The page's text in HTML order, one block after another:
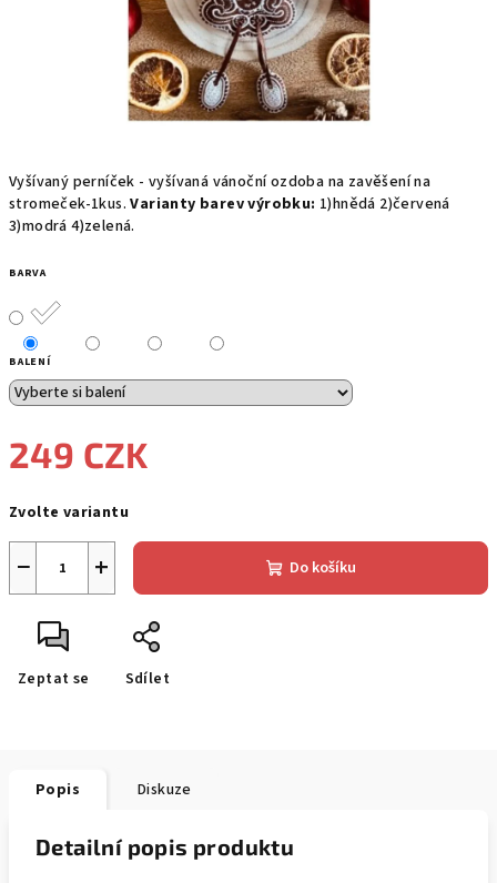
Vyšívaný perníček - vyšívaná vánoční ozdoba na zavěšení na
stromeček-1kus.Varianty barev výrobku: 1)hnědá 2)červená
3)modrá 4)zelená.
BARVA
BALENÍ
249 CZK
cena:
Zvolte variantu
+
− Do košíku
Zeptat se Sdílet
Popis Diskuze
Detailní popis produktu